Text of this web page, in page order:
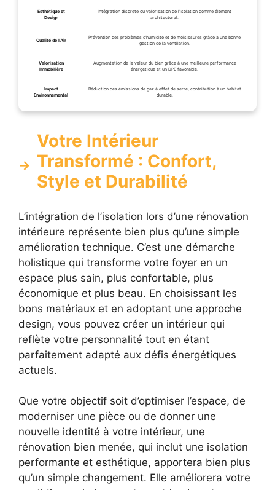
Esthétique et
Design
Intégration discrète ou valorisation de l’isolation comme élément
architectural.
Qualité de l’Air
Prévention des problèmes d’humidité et de moisissures grâce à une bonne
gestion de la ventilation.
Valorisation
Immobilière
Augmentation de la valeur du bien grâce à une meilleure performance
énergétique et un DPE favorable.
Impact
Environnemental
Réduction des émissions de gaz à effet de serre, contribution à un habitat
durable.
Votre Intérieur
Transformé : Confort,
Style et Durabilité
L’intégration de l’isolation lors d’une rénovation
intérieure représente bien plus qu’une simple
amélioration technique. C’est une démarche
holistique qui transforme votre foyer en un
espace plus sain, plus confortable, plus
économique et plus beau. En choisissant les
bons matériaux et en adoptant une approche
design, vous pouvez créer un intérieur qui
reflète votre personnalité tout en étant
parfaitement adapté aux défis énergétiques
actuels.
Que votre objectif soit d’optimiser l’espace, de
moderniser une pièce ou de donner une
nouvelle identité à votre intérieur, une
rénovation bien menée, qui inclut une isolation
performante et esthétique, apportera bien plus
qu’un simple changement. Elle améliorera votre